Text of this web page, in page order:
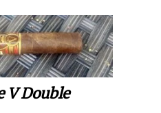
V Double